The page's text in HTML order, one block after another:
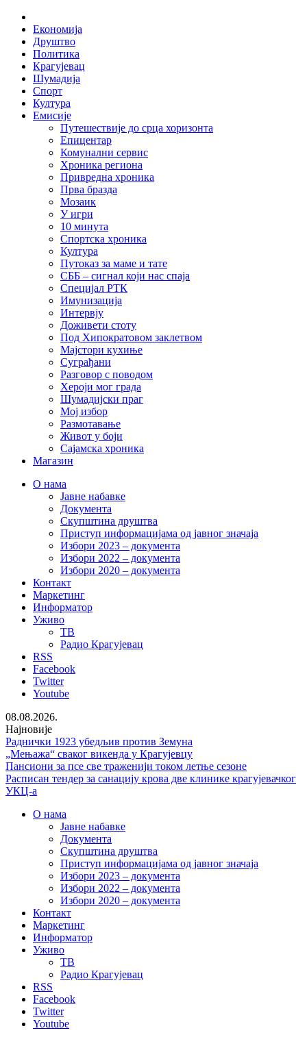
Skip
content
Економија
Друштво
Политика
Крагујевац
Шумадија
Спорт
Култура
Емисије
Путешествије до срца хоризонта
Епицентар
Комунални сервис
Хроника региона
Привредна хроника
Прва бразда
Мозаик
У игри
10 минута
Спортска хроника
Култура
Путоказ за маме и тате
СББ – сигнал који нас спаја
Специјал РТК
Имунизација
Интервју
Доживети стоту
Под Хипократовом заклетвом
Мајстори кухиње
Суграђани
Разговор с поводом
Хероји мог града
Шумадијски праг
Мој избор
Размотавање
Живот у боји
Сајамска хроника
Магазин
О нама
Јавне набавке
Документа
Скупштина друштва
Приступ информацијама од јавног значаја
Избори 2023 – документа
Избори 2022 – документа
Избори 2020 – документа
Контакт
Маркетинг
Информатор
Уживо
ТВ
Радио Крагујевац
RSS
Facebook
Twitter
Youtube
08.08.2026.
Најновије
Раднички 1923 убедљив против Земуна
„Мењажа“ сваког викенда у Крагујевцу
Пансиони за псе све траженији током летње сезоне
Расписан тендер за санацију крова две клинике крагујевачког
УКЦ-а
О нама
Јавне набавке
Документа
Скупштина друштва
Приступ информацијама од јавног значаја
Избори 2023 – документа
Избори 2022 – документа
Избори 2020 – документа
Контакт
Маркетинг
Информатор
Уживо
ТВ
Радио Крагујевац
RSS
Facebook
Twitter
Youtube